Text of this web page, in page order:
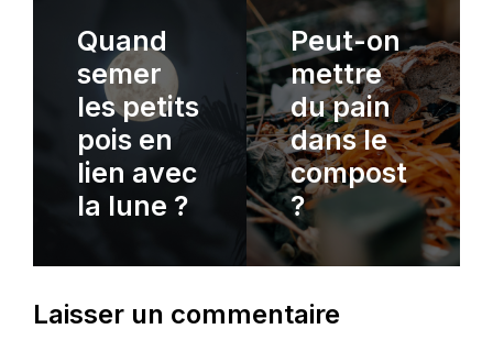
Quand
semer
les petits
pois en
lien avec
la lune ?
Peut-on
mettre
du pain
dans le
compost
?
Laisser un commentaire